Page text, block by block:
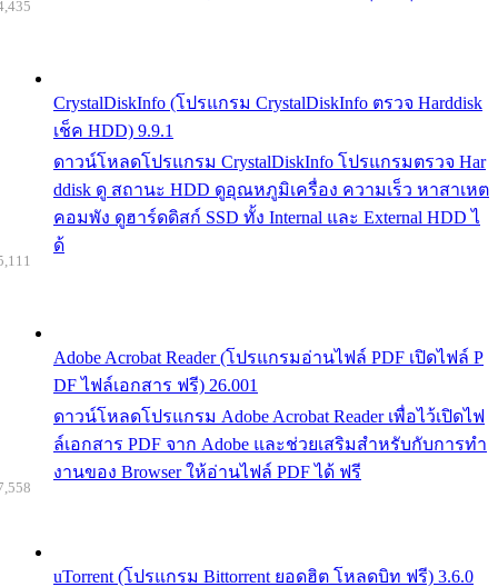
CrystalDiskInfo (โปรแกรม CrystalDiskInfo ตรวจ Harddisk
เช็ค HDD) 9.9.1
ดาวน์โหลดโปรแกรม CrystalDiskInfo โปรแกรมตรวจ Har
ddisk ดู สถานะ HDD ดูอุณหภูมิเครื่อง ความเร็ว หาสาเหต
คอมพัง ดูฮาร์ดดิสก์ SSD ทั้ง Internal และ External HDD ไ
ด้
Adobe Acrobat Reader (โปรแกรมอ่านไฟล์ PDF เปิดไฟล์ P
DF ไฟล์เอกสาร ฟรี) 26.001
ดาวน์โหลดโปรแกรม Adobe Acrobat Reader เพื่อไว้เปิดไฟ
ล์เอกสาร PDF จาก Adobe และช่วยเสริมสำหรับกับการทำ
งานของ Browser ให้อ่านไฟล์ PDF ได้ ฟรี
uTorrent (โปรแกรม Bittorrent ยอดฮิต โหลดบิท ฟรี) 3.6.0